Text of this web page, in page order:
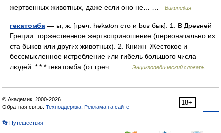
жертвенных животных, даже если оно не… …
Википедия
гекатомба — ы; ж. [греч. hekaton сто и bus бык]. 1. В Древней
Греции: торжественное жертвоприношение (первоначально из
ста быков или других животных). 2. Книжн. Жестокое и
бессмысленное истребление или гибель большого числа
людей. * * * гекатомба (от греч.… …
Энциклопедический словарь
18+
© Академик, 2000-2026
Обратная связь: Техподдержка Реклама на сайте
👣 Путешествия